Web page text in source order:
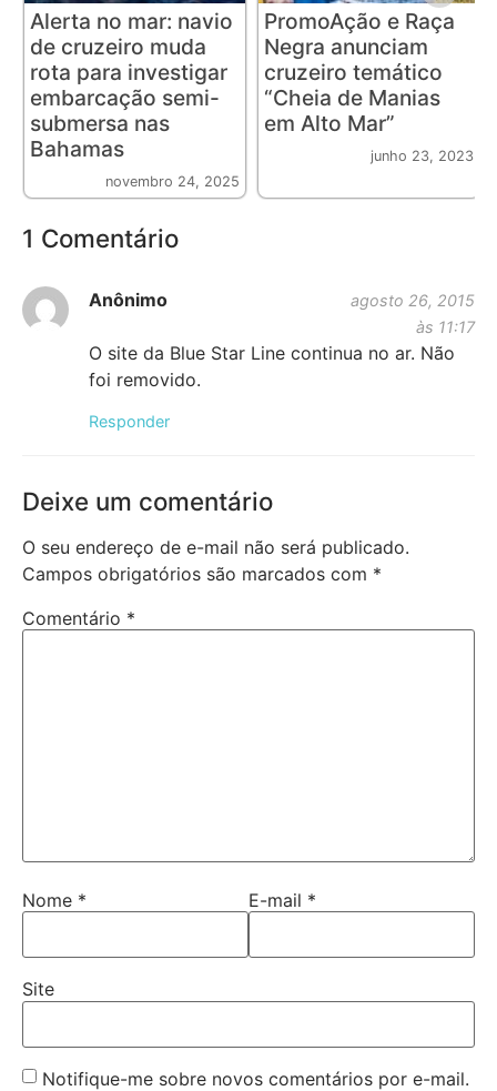
Alerta no mar: navio
de cruzeiro muda
rota para investigar
embarcação semi-
submersa nas
Bahamas
novembro 24, 2025
PromoAção e Raça
Negra anunciam
cruzeiro temático
“Cheia de Manias
em Alto Mar”
junho 23, 2023
1 Comentário
Anônimo
agosto 26, 2015
às 11:17
O site da Blue Star Line continua no ar. Não
foi removido.
Responder
Deixe um comentário
O seu endereço de e-mail não será publicado.
Campos obrigatórios são marcados com *
Comentário *
Nome * E-mail *
Site
Notifique-me sobre novos comentários por e-mail.